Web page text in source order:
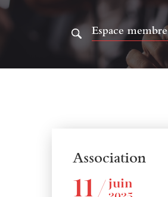
Espace membre
Association
juin